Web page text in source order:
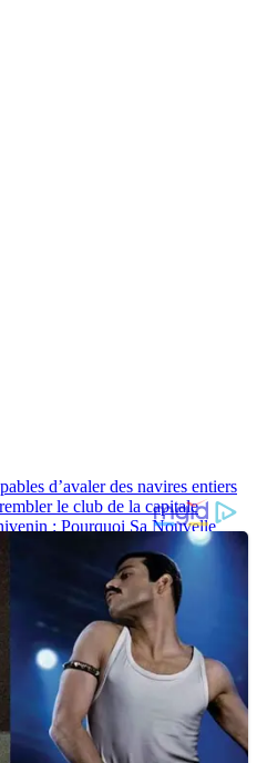
d’avaler des navires entiers
le club de la capitale
: Pourquoi Sa Nouvelle
souvent beaucoup plus qu’on
Que Ce N’est Jamais